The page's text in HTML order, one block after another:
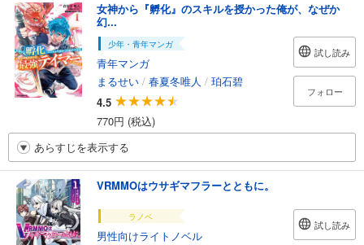
女神から『孵化』のスキルを授かった俺が、なぜか
幻...
少年・青年マンガ
青年マンガ
まるせい / 春夏冬唯人 / 珀石碧
4.5
770円 (税込)
試し読み
フォロー
あらすじを表示する
VRMMOはウサギマフラーとともに。
ラノベ
男性向けライトノベル
試し読み